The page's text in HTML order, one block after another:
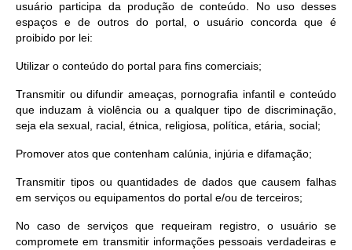
usuário participa da produção de conteúdo. No uso desses
espaços e de outros do portal, o usuário concorda que é
proibido por lei:
Utilizar o conteúdo do portal para fins comerciais;
Transmitir ou difundir ameaças, pornografia infantil e conteúdo
que induzam à violência ou a qualquer tipo de discriminação,
seja ela sexual, racial, étnica, religiosa, política, etária, social;
Promover atos que contenham calúnia, injúria e difamação;
Transmitir tipos ou quantidades de dados que causem falhas
em serviços ou equipamentos do portal e/ou de terceiros;
No caso de serviços que requeiram registro, o usuário se
compromete em transmitir informações pessoais verdadeiras e